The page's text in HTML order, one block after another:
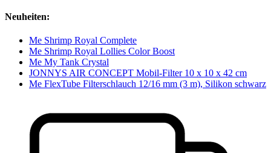
Neuheiten:
Me Shrimp Royal Complete
Me Shrimp Royal Lollies Color Boost
Me My Tank Crystal
JONNYS AIR CONCEPT Mobil-Filter 10 x 10 x 42 cm
Me FlexTube Filterschlauch 12/16 mm (3 m), Silikon schwarz